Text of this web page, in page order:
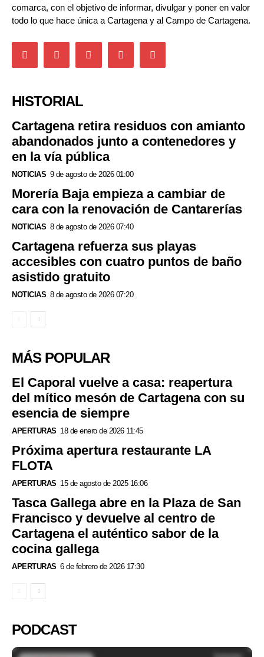
comarca, con el objetivo de informar, divulgar y poner en valor
todo lo que hace única a Cartagena y al Campo de Cartagena.
HISTORIAL
Cartagena retira residuos con amianto
abandonados junto a contenedores y
en la vía pública
NOTICIAS 9 de agosto de 2026 01:00
Morería Baja empieza a cambiar de
cara con la renovación de Cantarerías
NOTICIAS 8 de agosto de 2026 07:40
Cartagena refuerza sus playas
accesibles con cuatro puntos de baño
asistido gratuito
NOTICIAS 8 de agosto de 2026 07:20
MÁS POPULAR
El Caporal vuelve a casa: reapertura
del mítico mesón de Cartagena con su
esencia de siempre
APERTURAS 18 de enero de 2026 11:45
Próxima apertura restaurante LA
FLOTA
APERTURAS 15 de agosto de 2025 16:06
Tasca Gallega abre en la Plaza de San
Francisco y devuelve al centro de
Cartagena el auténtico sabor de la
cocina gallega
APERTURAS 6 de febrero de 2026 17:30
PODCAST